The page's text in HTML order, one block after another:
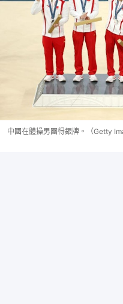
中國在體操男團得銀牌。（Getty